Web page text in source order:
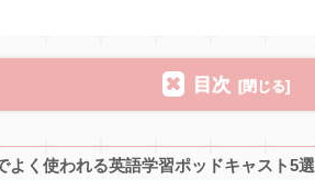
目次
く使われる英語学習ポッドキャスト5選